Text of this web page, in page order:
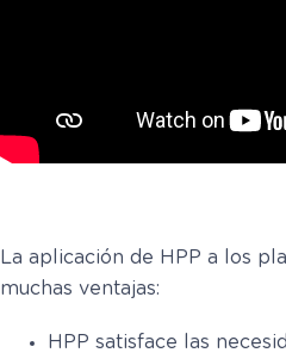
La aplicación de HPP a los
muchas ventajas:
HPP satisface las